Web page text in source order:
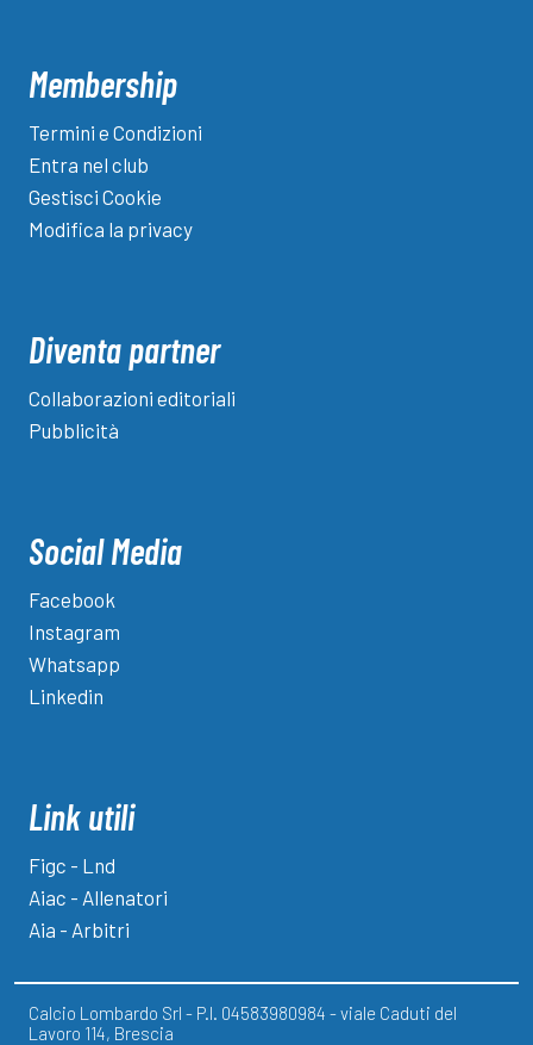
Membership
Termini e Condizioni
Entra nel club
Gestisci Cookie
Modifica la privacy
Diventa partner
Collaborazioni editoriali
Pubblicità
Social Media
Facebook
Instagram
Whatsapp
Linkedin
Link utili
Figc - Lnd
Aiac - Allenatori
Aia - Arbitri
Calcio Lombardo Srl - P.I. 04583980984 - viale Caduti del
Lavoro 114, Brescia